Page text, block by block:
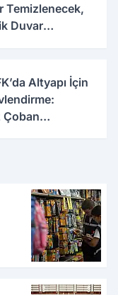
Temizlenecek,
Duvar
Altyapı İçin
Çoban